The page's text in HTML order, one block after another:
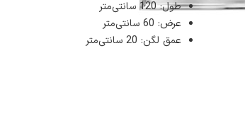
طول: 120 سانتی‌متر
عرض: 60 سانتی‌متر
عمق لگن: 20 سانتی‌متر